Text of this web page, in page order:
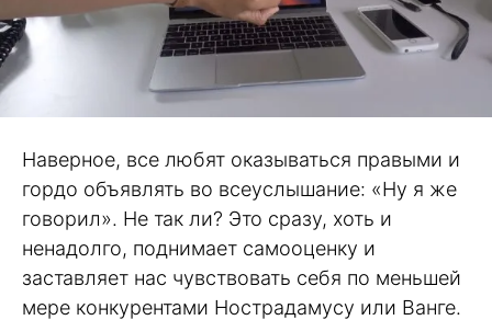
Наверное, все любят оказываться правыми и
гордо объявлять во всеуслышание: «Ну я же
говорил». Не так ли? Это сразу, хоть и
ненадолго, поднимает самооценку и
заставляет нас чувствовать себя по меньшей
мере конкурентами Нострадамусу или Ванге.